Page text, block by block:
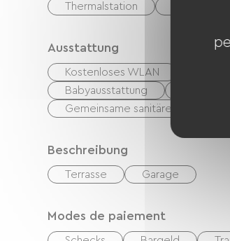
Thermalstation
Ausstattung
Kostenloses WLAN
Babyausstattung
Gemeinsame sanitäre
Beschreibung
Terrasse Garage
Modes de paiement